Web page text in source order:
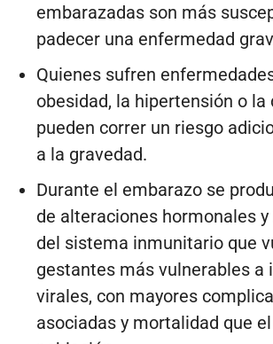
embarazadas son más
padecer una enfermedad
Quienes sufren
obesidad, la hipertensión o la
pueden correr un riesgo
a la gravedad.
Durante el embarazo se
de alteraciones hormonales
del sistema inmunitario que
gestantes más vulnerables a
virales, con mayores
asociadas y mortalidad que